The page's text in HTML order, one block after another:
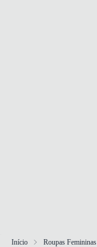
Início Roupas Femininas